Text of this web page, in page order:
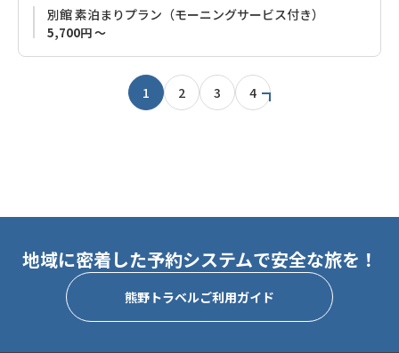
新たな出会いに感謝し、心をこめておもてなしいたします。
別館 素泊まりプラン（モーニングサービス付き）
5,700円 ～
1 2 3 4
地域に密着した予約システムで安全な旅を！
熊野トラベルご利用ガイド